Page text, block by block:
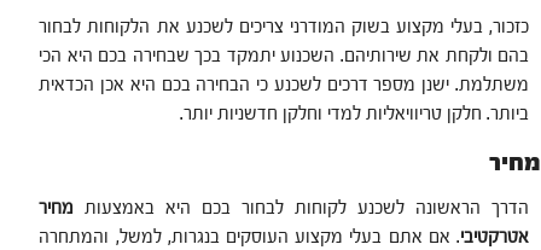
כזכור, בעלי מקצוע בשוק המודרני צריכים לשכנע את הלקוחות לבחור
בהם ולקחת את שירותיהם. השכנוע יתמקד בכך שבחירה בכם היא הכי
משתלמת. ישנן מספר דרכים לשכנע כי הבחירה בכם היא אכן הכדאית
ביותר. חלקן טריוויאליות למדי וחלקן חדשניות יותר.
מחיר
הדרך הראשונה לשכנע לקוחות לבחור בכם היא באמצעות מחיר
אטרקטיבי. אם אתם בעלי מקצוע העוסקים בנגרות, למשל, והמתחרה